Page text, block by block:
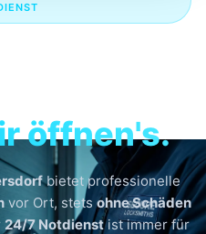
öffnen's.
bietet professionelle
vor Ort, stets ohne Schäden
24/7 Notdienstist immer für